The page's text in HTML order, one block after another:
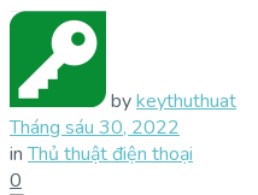
bykeythuthuat
Tháng sáu 30, 2022
in Thủ thuật điện thoại
0